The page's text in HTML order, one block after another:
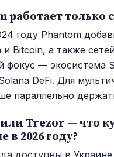
работает только
году Phantom
и Bitcoin, а также
фокус — экосистема
DeFi. Для
параллельно
Trezor — что
в 2026 году?
доступны в Украине